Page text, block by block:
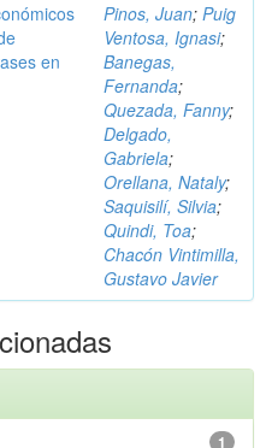
en
Pinos, Juan; Puig
Ventosa, Ignasi;
Banegas,
Fernanda;
Quezada, Fanny;
Delgado,
Gabriela;
Orellana, Nataly;
Saquisilí, Silvia;
Quindi, Toa;
Chacón Vintimilla,
Gustavo Javier
1